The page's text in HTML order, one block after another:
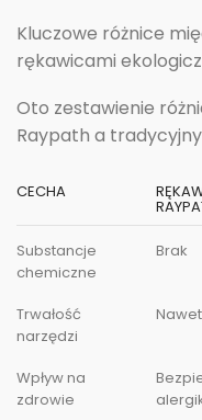
Kluczowe różnice
rękawicami
Oto zestawienie
Raypath a
CECHA
Substancje
chemiczne
Brak
Trwałość
narzędzi
Wpływ na
zdrowie